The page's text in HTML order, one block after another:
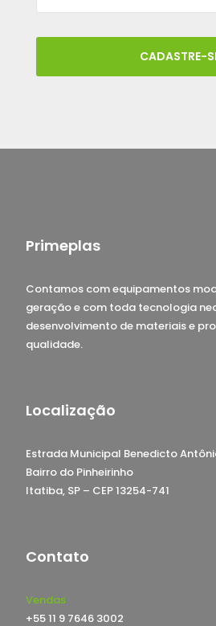
CADASTRE-
Primeplas
Contamos com equipamentos
geração e com toda tecnologia
desenvolvimento de materiais e
qualidade.
Localização
Estrada Municipal Benedicto
Bairro do Pinheirinho
Itatiba, SP – CEP 13254-741
Contato
Vendas
+55 11 9 7646 3002